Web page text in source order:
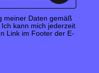
meiner Daten gemäß
kann mich jederzeit
Link im Footer der E-